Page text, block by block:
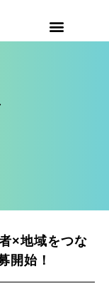
×地域をつな
開始！